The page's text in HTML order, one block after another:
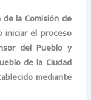
la Comisión de
iniciar el proceso
del Pueblo y
de la Ciudad
mediante